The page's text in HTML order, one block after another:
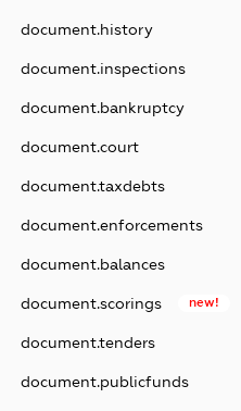
document.history
document.inspections
document.bankruptcy
document.court
document.taxdebts
document.enforcements
document.balances
document.scorings new!
document.tenders
document.publicfunds